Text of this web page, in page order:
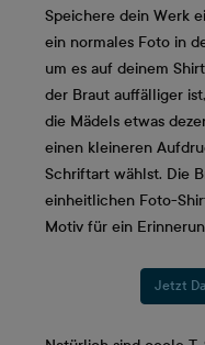
Speichere dein Werk
ein normales Foto in
um es auf deinem
der Braut auffälliger
die Mädels etwas
einen kleineren
Schriftart wählst. Die
einheitlichen Foto-
Motiv für ein
Jetzt